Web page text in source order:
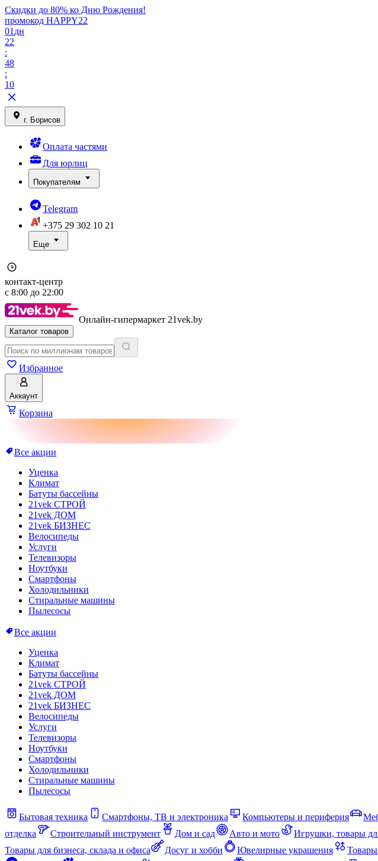
Скидки до 80% ко Дню Рождения!
промокод HAPPY22
01 дн
22
:
48
:
10
г. Борисов
Оплата частями
Для юрлиц
Покупателям
Telegram
+375 29 302 10 21
Еще
контакт-центр
с 8:00 до 22:00
Онлайн-гипермаркет 21vek.by
Каталог товаров
Избранное
Аккаунт
Корзина
Все акции
Уценка
Климат
Батуты бассейны
21vek СТРОЙ
21vek ДОМ
21vek БИЗНЕС
Велосипеды
Услуги
Телевизоры
Ноутбуки
Смартфоны
Холодильники
Стиральные машины
Пылесосы
Все акции
Уценка
Климат
Батуты бассейны
21vek СТРОЙ
21vek ДОМ
21vek БИЗНЕС
Велосипеды
Услуги
Телевизоры
Ноутбуки
Смартфоны
Холодильники
Стиральные машины
Пылесосы
Бытовая техника Смартфоны, ТВ и электроника Компьютеры и периферия
отделка
Строительный инструмент Дом и сад Авто и мото Игрушки, товары
Товары для бизнеса, склада и офиса
Досуг и хобби Ювелирные украшения